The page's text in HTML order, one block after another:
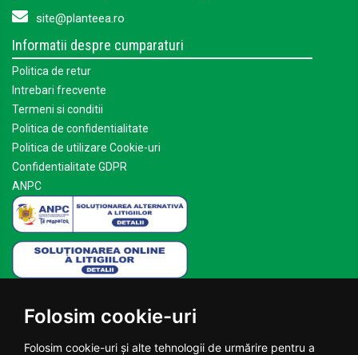
Folosim cookie-uri
Folosim cookie-uri și alte tehnologii de urmărire pentru a
site@planteea.ro
Informatii despre cumparaturi
Politica de retur
Intrebari frecvente
Termeni si conditii
Politica de confidentialitate
Politica de utilizare Cookie-uri
Confidentialitate GDPR
ANPC
Acasa
Despre noi